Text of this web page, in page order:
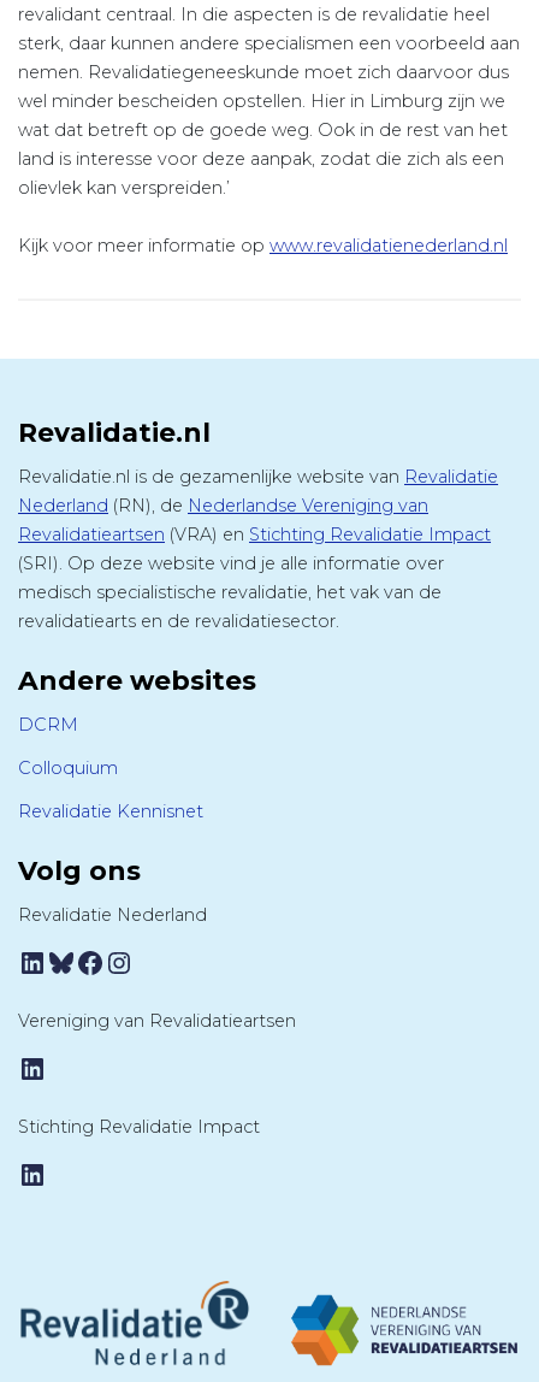
revalidant centraal. In die aspecten is de revalidatie heel
sterk, daar kunnen andere specialismen een voorbeeld aan
nemen. Revalidatiegeneeskunde moet zich daarvoor dus
wel minder bescheiden opstellen. Hier in Limburg zijn we
wat dat betreft op de goede weg. Ook in de rest van het
land is interesse voor deze aanpak, zodat die zich als een
olievlek kan verspreiden.’
Kijk voor meer informatie op www.revalidatienederland.nl
Revalidatie.nl
Revalidatie.nl is de gezamenlijke website van Revalidatie
Nederland (RN), de Nederlandse Vereniging van
Revalidatieartsen (VRA) en Stichting Revalidatie Impact
(SRI). Op deze website vind je alle informatie over
medisch specialistische revalidatie, het vak van de
revalidatiearts en de revalidatiesector.
Andere websites
DCRM
Colloquium
Revalidatie Kennisnet
Volg ons
Revalidatie Nederland
LinkedIn
Bluesky
Facebook
Instagram
Vereniging van Revalidatieartsen
LinkedIn
Stichting Revalidatie Impact
LinkedIn